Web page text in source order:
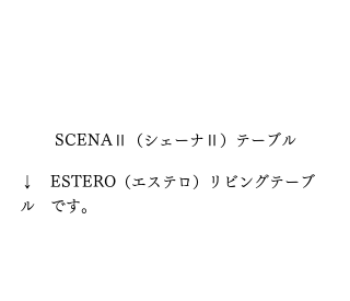
SCENAⅡ（シェーナⅡ）テーブル
↓　ESTERO（エステロ）リビングテーブ
ル　です。